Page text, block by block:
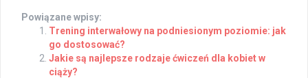
Powiązane wpisy:
Trening interwałowy na podniesionym poziomie: jak
go dostosować?
Jakie są najlepsze rodzaje ćwiczeń dla kobiet w
ciąży?